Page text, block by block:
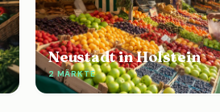
Neustadt in Holstein
2 MÄRKTE